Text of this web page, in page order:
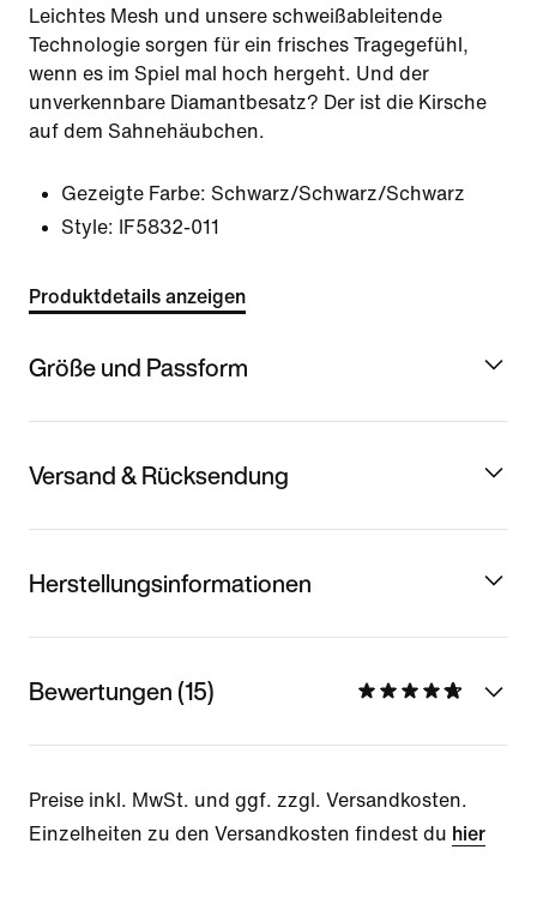
Leichtes Mesh und unsere schweißableitende
Technologie sorgen für ein frisches Tragegefühl,
wenn es im Spiel mal hoch hergeht. Und der
unverkennbare Diamantbesatz? Der ist die Kirsche
auf dem Sahnehäubchen.
Gezeigte Farbe: Schwarz/Schwarz/Schwarz
Style:
IF5832-011
Produktdetails anzeigen
Größe und Passform
Versand & Rücksendung
Herstellungsinformationen
Bewertungen (15)
Preise inkl. MwSt. und ggf. zzgl. Versandkosten.
Einzelheiten zu den Versandkosten findest du hier